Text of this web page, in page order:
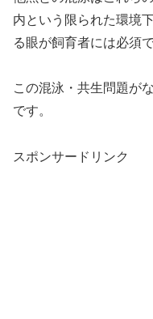
内という限られた環境
る眼が飼育者には必須で
この混泳・共生問題が
です。
スポンサードリンク